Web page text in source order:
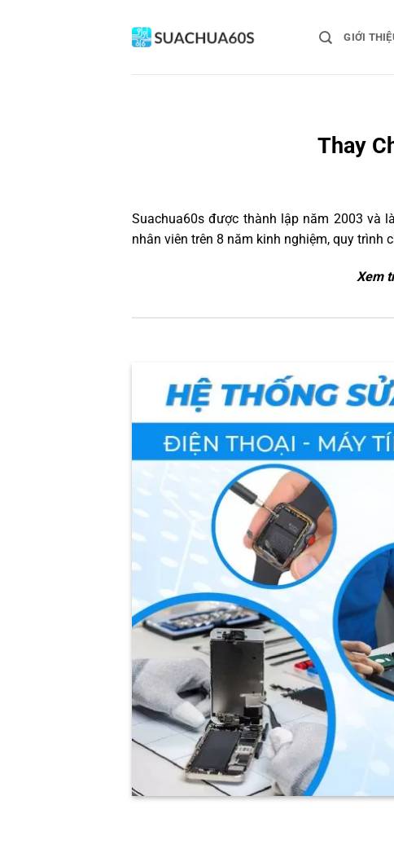
GIỚI
Thay
Suachua60s được thành lập năm 2003 và
nhân viên trên 8 năm kinh nghiệm, quy trình
Xem